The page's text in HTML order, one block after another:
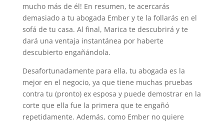
mucho más de él! En resumen, te acercarás
demasiado a tu abogada Ember y te la follarás en el
sofá de tu casa. Al final, Marica te descubrirá y te
dará una ventaja instantánea por haberte
descubierto engañándola.
Desafortunadamente para ella, tu abogada es la
mejor en el negocio, ya que tiene muchas pruebas
contra tu (pronto) ex esposa y puede demostrar en la
corte que ella fue la primera que te engañó
repetidamente. Además, como Ember no quiere